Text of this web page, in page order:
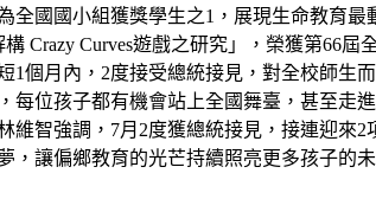
國國小組獲獎學生之1，展現生命教育
Crazy Curves遊戲之研究」，榮獲第66
個月內，2度接受總統接見，對全校師
位孩子都有機會站上全國舞臺，甚至
智強調，7月2度獲總統接見，接連迎來
讓偏鄉教育的光芒持續照亮更多孩子的未